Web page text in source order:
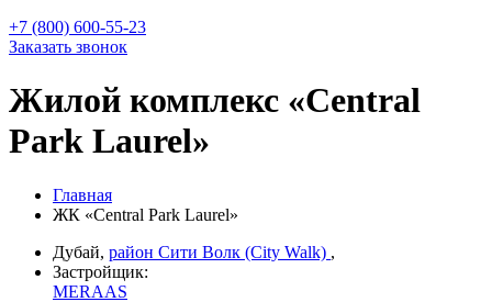
+7 (800) 600-55-23
Заказать звонок
Жилой комплекс «Central
Park Laurel»
Главная
ЖК «Central Park Laurel»
Дубай, район Сити Волк (City Walk) ,
Застройщик:
MERAAS